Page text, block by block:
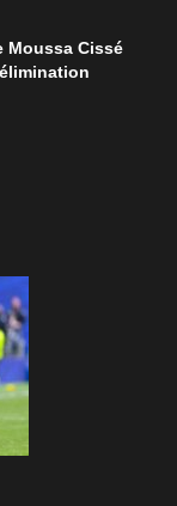
Moussa Cissé